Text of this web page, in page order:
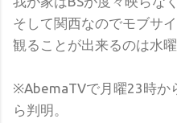
そして関西なのでモブサ
観ることが出来るのは水曜
※AbemaTVで月曜23時か
ら判明。